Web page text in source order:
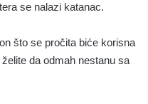
se nalazi katanac.
što se pročita biće korisna
da odmah nestanu sa